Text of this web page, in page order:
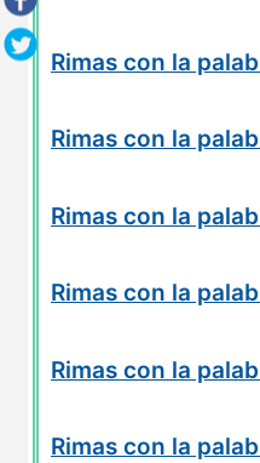
Rimas con la
Rimas con la
Rimas con la
Rimas con la
Rimas con la
Rimas con la